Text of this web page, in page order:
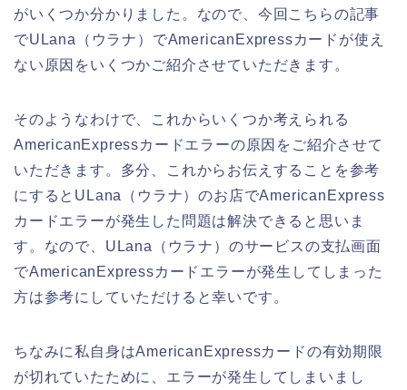
がいくつか分かりました。なので、今回こちらの記事
でULana（ウラナ）でAmericanExpressカードが使え
ない原因をいくつかご紹介させていただきます。
そのようなわけで、これからいくつか考えられる
AmericanExpressカードエラーの原因をご紹介させて
いただきます。多分、これからお伝えすることを参考
にするとULana（ウラナ）のお店でAmericanExpress
カードエラーが発生した問題は解決できると思いま
す。なので、ULana（ウラナ）のサービスの支払画面
でAmericanExpressカードエラーが発生してしまった
方は参考にしていただけると幸いです。
ちなみに私自身はAmericanExpressカードの有効期限
が切れていたために、エラーが発生してしまいまし